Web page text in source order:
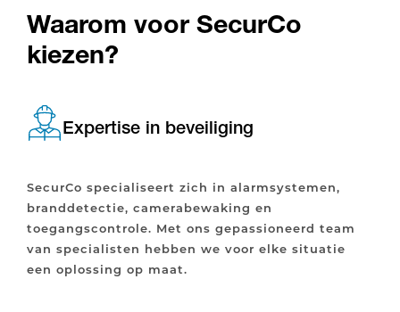
Waarom voor SecurCo
kiezen?
Expertise in beveiliging
SecurCo specialiseert zich in alarmsystemen,
branddetectie, camerabewaking en
toegangscontrole. Met ons gepassioneerd team
van specialisten hebben we voor elke situatie
een oplossing op maat.